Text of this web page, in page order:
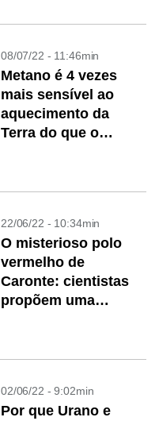
08/07/22 - 11:46min
Metano é 4 vezes
mais sensível ao
aquecimento da
Terra do que o
22/06/22 - 10:34min
O misterioso polo
vermelho de
Caronte: cientistas
propõem uma
02/06/22 - 9:02min
Por que Urano e